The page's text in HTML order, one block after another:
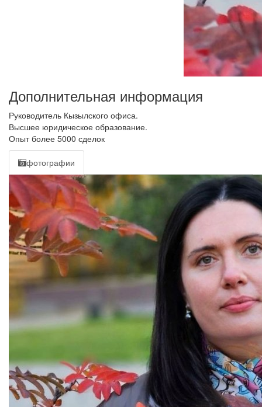
Дополнительная информация
Руководитель Кызылского офиса.
Высшее юридическое образование.
Опыт более 5000 сделок
фотографии